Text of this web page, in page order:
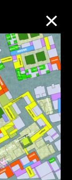
搜索